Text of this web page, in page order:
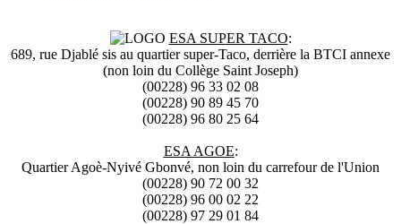
ESA SUPER TACO:
689, rue Djablé sis au quartier super-Taco, derrière la BTCI annexe
(non loin du Collège Saint Joseph)
(00228) 96 33 02 08
(00228) 90 89 45 70
(00228) 96 80 25 64
ESA AGOE:
Quartier Agoè-Nyivé Gbonvé, non loin du carrefour de l'Union
(00228) 90 72 00 32
(00228) 96 00 02 22
(00228) 97 29 01 84